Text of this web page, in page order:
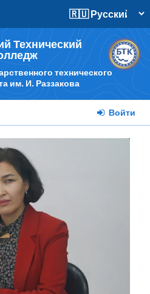
Технический
технического
им. И. Раззакова
Войти